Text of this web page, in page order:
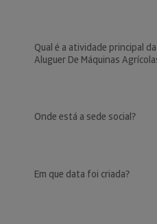
Qual é a atividade principal
Aluguer De Máquinas
Onde está a sede social?
Em que data foi criada?